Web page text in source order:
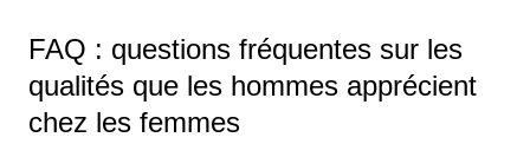
FAQ : questions fréquentes sur les
qualités que les hommes apprécient
chez les femmes